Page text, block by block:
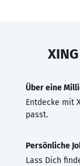
Über eine
Entdecke mit
passt.
Persönliche
Lass Dich